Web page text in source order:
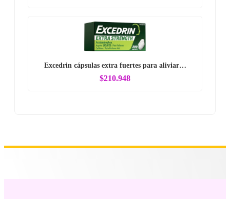
Excedrin cápsulas extra fuertes para aliviar…
$210.948